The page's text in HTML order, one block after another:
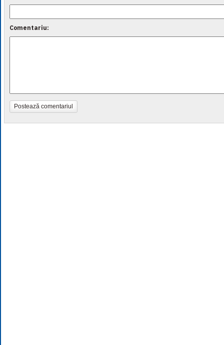
Comentariu:
Postează comentariul